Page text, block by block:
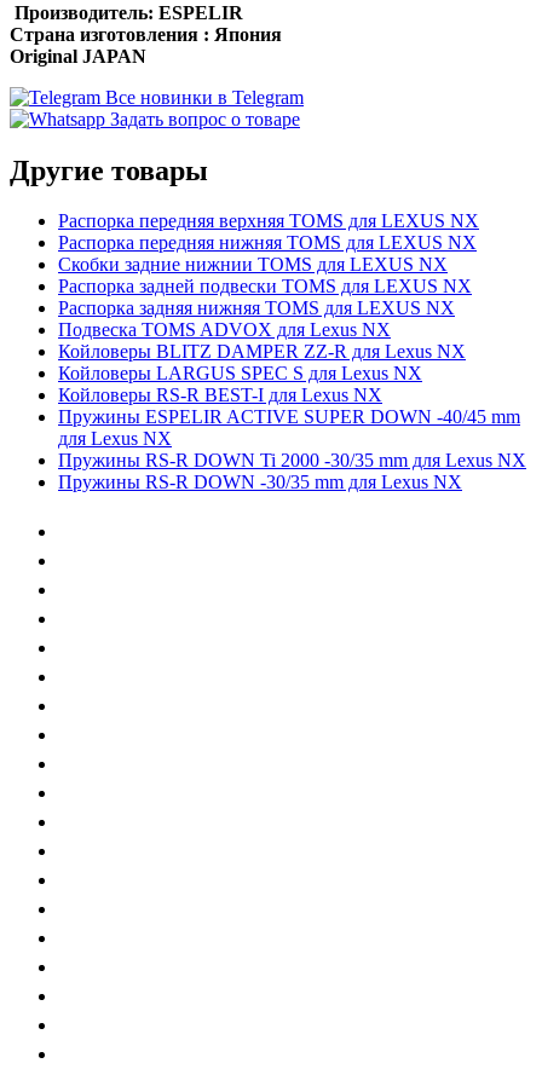
Производитель: ESPELIR
Страна изготовления : Япония
Original JAPAN
Все новинки в Telegram
Задать вопрос о товаре
Другие товары
Распорка передняя верхняя TOMS для LEXUS NX
Распорка передняя нижняя TOMS для LEXUS NX
Cкобки задние нижнии TOMS для LEXUS NX
Распорка задней подвески TOMS для LEXUS NX
Распорка задняя нижняя TOMS для LEXUS NX
Подвеска TOMS ADVOX для Lexus NX
Койловеры BLITZ DAMPER ZZ-R для Lexus NX
Койловеры LARGUS SPEC S для Lexus NX
Койловеры RS-R BEST-I для Lexus NX
Пружины ESPELIR ACTIVE SUPER DOWN -40/45 mm
для Lexus NX
Пружины RS-R DOWN Ti 2000 -30/35 mm для Lexus NX
Пружины RS-R DOWN -30/35 mm для Lexus NX